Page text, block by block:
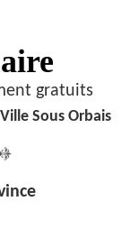
gratuits
Sous Orbais